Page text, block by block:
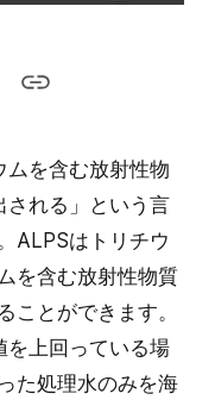
ムを含む放射性物
される」という言
ALPSはトリチウ
を含む放射性物質
ことができます。
を上回っている場
た処理水のみを海